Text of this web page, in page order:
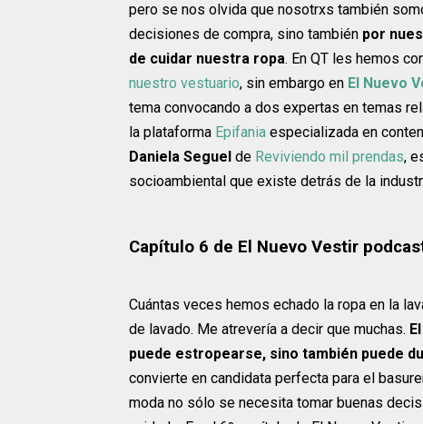
pero se nos olvida que nosotrxs también
decisiones de compra, sino también por
de cuidar nuestra ropa. En QT les hemos
nuestro vestuario, sin embargo en El Nuevo
tema convocando a dos expertas en temas
la plataforma Epifania especializada en
Daniela Seguel de Reviviendo mil prendas,
socioambiental que existe detrás de la
Capítulo 6 de El Nuevo Vestir
Cuántas veces hemos echado la ropa en la
de lavado. Me atrevería a decir que muchas.
puede estropearse, sino también puede
convierte en candidata perfecta para el
moda no sólo se necesita tomar buenas